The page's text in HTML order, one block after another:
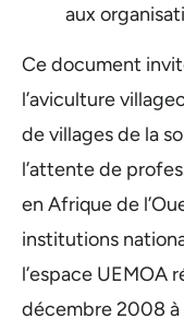
aux
Ce document
l’aviculture
de villages de la
l’attente de
en Afrique de
institutions
l’espace UEMOA
décembre 2008 à